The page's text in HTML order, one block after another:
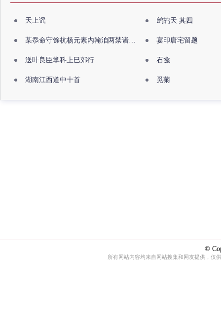
天上谣 鹧鸪天 其四
某忝命守馀杭杨元素内翰洎两禁诸公出祖佛寺 宴印唐宅留题
送叶良臣掌科上巳郊行 石龛
湖南江西道中十首 觅菊
©
所有网站内容均来自网站搜集和网友提供，仅